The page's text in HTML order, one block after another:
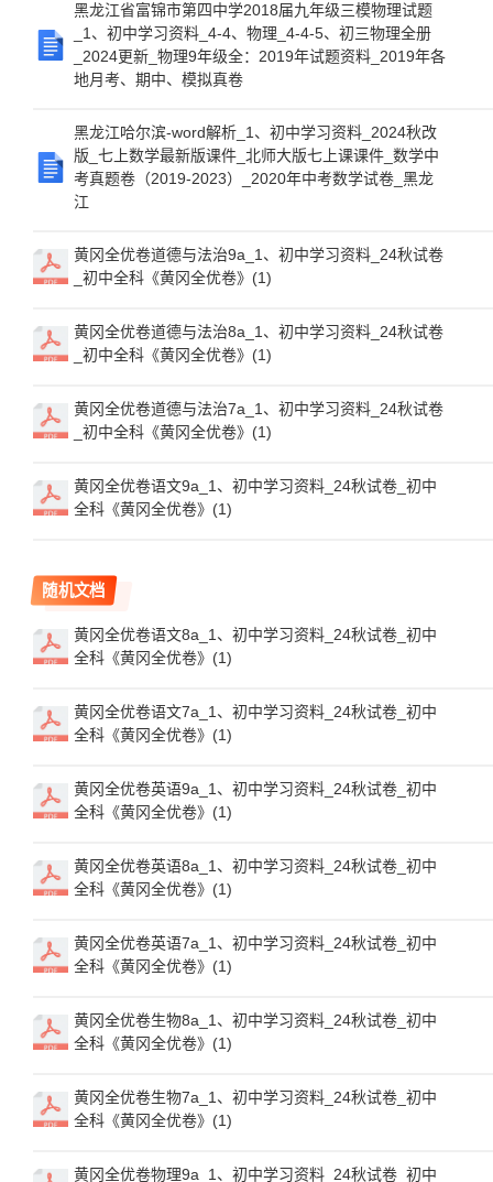
黑龙江省富锦市第四中学2018届九年级三模物理试题
_1、初中学习资料_4-4、物理_4-4-5、初三物理全册
_2024更新_物理9年级全：2019年试题资料_2019年各
地月考、期中、模拟真卷
黑龙江哈尔滨-word解析_1、初中学习资料_2024秋改
版_七上数学最新版课件_北师大版七上课课件_数学中
考真题卷（2019-2023）_2020年中考数学试卷_黑龙
江
黄冈全优卷道德与法治9a_1、初中学习资料_24秋试卷
_初中全科《黄冈全优卷》(1)
黄冈全优卷道德与法治8a_1、初中学习资料_24秋试卷
_初中全科《黄冈全优卷》(1)
黄冈全优卷道德与法治7a_1、初中学习资料_24秋试卷
_初中全科《黄冈全优卷》(1)
黄冈全优卷语文9a_1、初中学习资料_24秋试卷_初中
全科《黄冈全优卷》(1)
随机文档
黄冈全优卷语文8a_1、初中学习资料_24秋试卷_初中
全科《黄冈全优卷》(1)
黄冈全优卷语文7a_1、初中学习资料_24秋试卷_初中
全科《黄冈全优卷》(1)
黄冈全优卷英语9a_1、初中学习资料_24秋试卷_初中
全科《黄冈全优卷》(1)
黄冈全优卷英语8a_1、初中学习资料_24秋试卷_初中
全科《黄冈全优卷》(1)
黄冈全优卷英语7a_1、初中学习资料_24秋试卷_初中
全科《黄冈全优卷》(1)
黄冈全优卷生物8a_1、初中学习资料_24秋试卷_初中
全科《黄冈全优卷》(1)
黄冈全优卷生物7a_1、初中学习资料_24秋试卷_初中
全科《黄冈全优卷》(1)
黄冈全优卷物理9a_1、初中学习资料_24秋试卷_初中